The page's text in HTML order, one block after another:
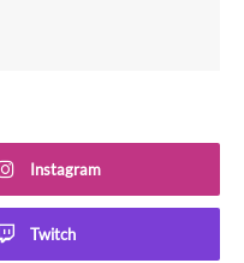
Instagram
Twitch